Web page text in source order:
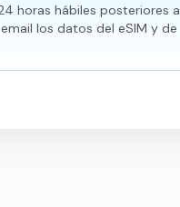
horas hábiles posteriores a
los datos del eSIM y de